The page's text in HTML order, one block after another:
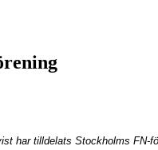
har tilldelats Stockholms